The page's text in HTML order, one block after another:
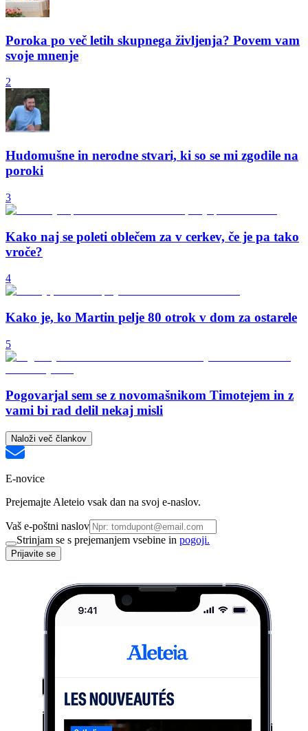
Poroka po več letih skupnega življenja? Povem vam
svoje mnenje
2
Hudomušne in nerodne stvari, ki so se mi zgodile na
poroki
3
Kako naj se poleti oblečem za v cerkev, če je pa tako
vroče?
4
Kako je, ko Martin pelje 80 otrok v dom za ostarele
5
Pogovarjal sem se z novomašnikom Timotejem in z
vami bi rad delil nekaj misli
Naloži več člankov
E-novice
Prejemajte Aleteio vsak dan na svoj e-naslov.
Vaš e-poštni naslov
Strinjam se s prejemanjem vsebine in pogoji.
Prijavite se